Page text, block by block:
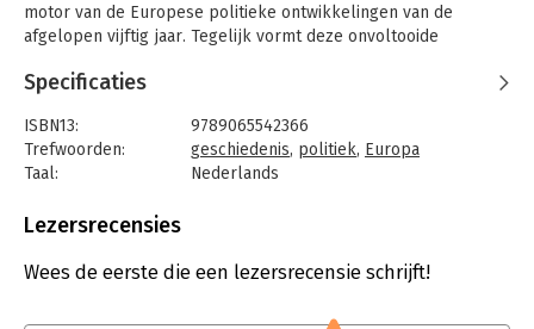
motor van de Europese politieke ontwikkelingen van de
afgelopen vijftig jaar. Tegelijk vormt deze onvoltooide
bloot te leggen. De homo politicus is een tijdkunstenaar, die in
toekomst en zo van een moment een passage maakt.
Specificaties
ISBN13:
9789065542366
Trefwoorden:
geschiedenis, politiek, Europa
Taal:
Nederlands
Aantal pagina's:
Druk:
4
Lezersrecensies
Wees de eerste die een lezersrecensie schrijft!